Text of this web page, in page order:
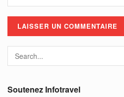
Soutenez Infotravel